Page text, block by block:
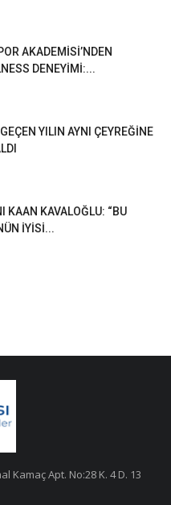
AKADEMİSİ’NDEN
DENEYİMİ:...
YILIN AYNI ÇEYREĞİNE
KAAN KAVALOĞLU: “BU
İYİSİ...
Kamaç Apt. No:28 K. 4 D. 13